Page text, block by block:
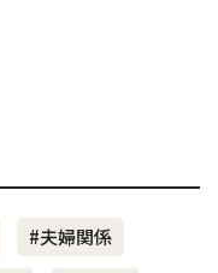
#夫婦関係